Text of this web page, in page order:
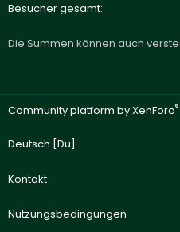
Besucher gesamt
Die Summen können auch
Community platform by XenForo®
Deutsch [Du]
Kontakt
Nutzungsbedingungen